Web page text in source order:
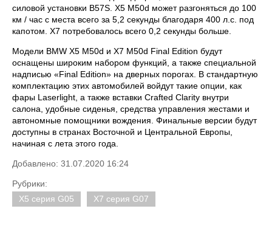
силовой установки B57S. X5 M50d может разгоняться до 100
км / час с места всего за 5,2 секунды благодаря 400 л.с. под
капотом. X7 потребовалось всего 0,2 секунды больше.
Модели BMW X5 M50d и X7 M50d Final Edition будут
оснащены широким набором функций, а также специальной
надписью «Final Edition» на дверных порогах. В стандартную
комплектацию этих автомобилей войдут такие опции, как
фары Laserlight, а также вставки Crafted Clarity внутри
салона, удобные сиденья, средства управления жестами и
автономные помощники вождения. Финальные версии будут
доступны в странах Восточной и Центральной Европы,
начиная с лета этого года.
Добавлено: 31.07.2020 16:24
Рубрики:
X5 серия G05
X7 серия G07